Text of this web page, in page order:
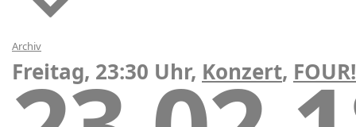
Archiv
Freitag, 23:30 Uhr, Konzert, FOUR!